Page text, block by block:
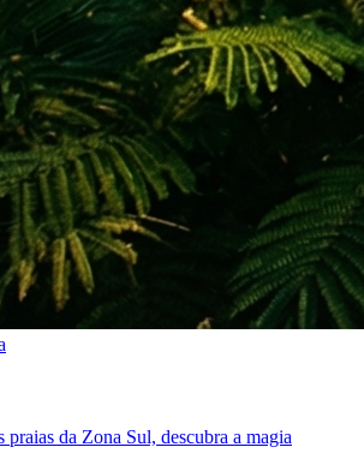
da Zona Sul, descubra a magia